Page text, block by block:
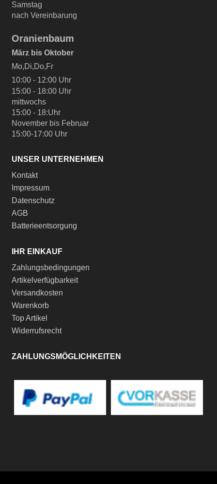
Samstag
nach Vereinbarung
Oranienbaum
März bis Oktober
Mo,Di,Do,Fr
10:00 - 12:00 Uhr
15:00 - 18:00 Uhr
mittwochs
15:00 - 18:Uhr
November bis Februar
15:00-17:00 Uhr
UNSER UNTERNEHMEN
Kontakt
Impressum
Datenschutz
AGB
Batterieentsorgung
IHR EINKAUF
Zahlungsbedingungen
Artikelverfügbarkeit
Versandkosten
Warenkorb
Top Artikel
Widerrufsrecht
ZAHLUNGSMÖGLICHKEITEN